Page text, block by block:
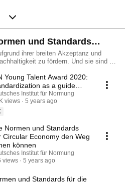
und Standards
ih­rer breiten Akzeptanz und
zu fördern. Und sie sind ein
die Umstellung der Wertschöpfung
hin zum zirkulären
Terminologie und Schnittstellen zu
Kommunikation und ein geeigneter
verschiedenen Marktakteuren im
Young Talent Award 2020:
as a guide
waste to fertilizer
Institut für Normung
views
5 years ago
Normen und Standards
Circular Economy den Weg
können
Institut für Normung
views
5 years ago
und Standards für die